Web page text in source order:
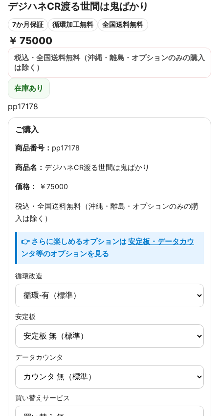
デジハネCR渡る世間は鬼ばかり
7か月保証 循環加工無料 全国送料無料
￥ 75000
税込・全国送料無料（沖縄・離島・オプションのみの購入
は除く）
在庫あり
pp17178
ご購入
商品番号： pp17178
商品名： デジハネCR渡る世間は鬼ばかり
価格： ￥75000
税込・全国送料無料（沖縄・離島・オプションのみの購
入は除く）
👉 さらに楽しめるオプションは安定板・データカウ
ンタ等のオプションを見る
循環改造
安定板
データカウンタ
買い替えサービス